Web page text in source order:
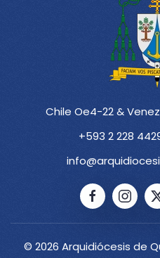
Chile Oe4-22 &
+593 2 228
© 2026 Arquidiócesis de